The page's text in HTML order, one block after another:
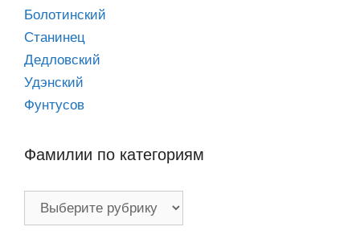
Болотинский
Станинец
Дедловский
Удэнский
Фунтусов
Фамилии по категориям
Фамилии